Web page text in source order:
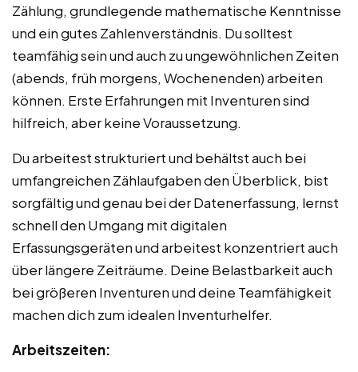
Zählung, grundlegende mathematische Kenntnisse
und ein gutes Zahlenverständnis. Du solltest
teamfähig sein und auch zu ungewöhnlichen Zeiten
(abends, früh morgens, Wochenenden) arbeiten
können. Erste Erfahrungen mit Inventuren sind
hilfreich, aber keine Voraussetzung.
Du arbeitest strukturiert und behältst auch bei
umfangreichen Zählaufgaben den Überblick, bist
sorgfältig und genau bei der Datenerfassung, lernst
schnell den Umgang mit digitalen
Erfassungsgeräten und arbeitest konzentriert auch
über längere Zeiträume. Deine Belastbarkeit auch
bei größeren Inventuren und deine Teamfähigkeit
machen dich zum idealen Inventurhelfer.
Arbeitszeiten: